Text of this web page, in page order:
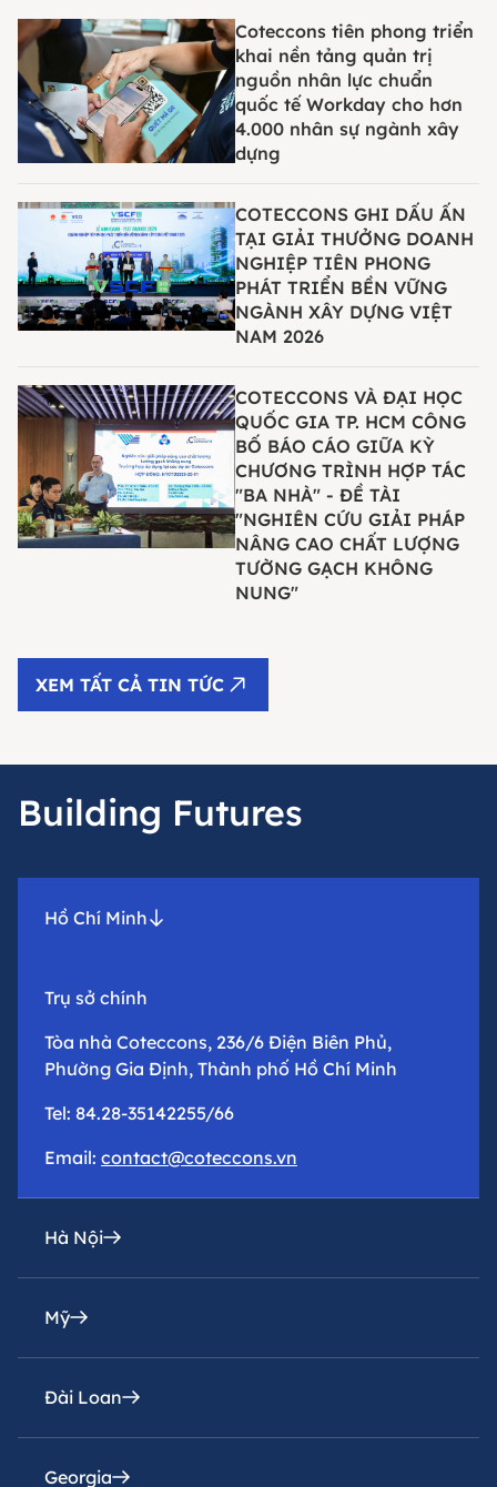
XEM TẤT CẢ TIN TỨC
Coteccons tiên phong triển
khai nền tảng quản trị
nguồn nhân lực chuẩn
quốc tế Workday cho hơn
4.000 nhân sự ngành xây
dựng
COTECCONS GHI DẤU ẤN
TẠI GIẢI THƯỞNG DOANH
NGHIỆP TIÊN PHONG
PHÁT TRIỂN BỀN VỮNG
NGÀNH XÂY DỰNG VIỆT
NAM 2026
COTECCONS VÀ ĐẠI HỌC
QUỐC GIA TP. HCM CÔNG
BỐ BÁO CÁO GIỮA KỲ
CHƯƠNG TRÌNH HỢP TÁC
"BA NHÀ" - ĐỀ TÀI
"NGHIÊN CỨU GIẢI PHÁP
NÂNG CAO CHẤT LƯỢNG
TƯỜNG GẠCH KHÔNG
NUNG"
Building Futures
Hồ Chí Minh
Trụ sở chính
Tòa nhà Coteccons, 236/6 Điện Biên Phủ,
Phường Gia Định, Thành phố Hồ Chí Minh
Tel: 84.28-35142255/66
Email: contact@coteccons.vn
Hà Nội
Văn phòng đại diện
Tầng 8 – Tháp 2 – Tòa Capital Place – Số 29 Liễu
Giai, Phường Ba Đình, Thành phố Hà Nội
Tel: 84.24-73016216
Email:contacthn@coteccons.vn
Mỹ
Coteccons Construction Inc.
8400 Miramar Road, Suite 222A San Diego, CA
92126, USA
Đài Loan
Coteccons Construction Joint Stock Company,
Georgia